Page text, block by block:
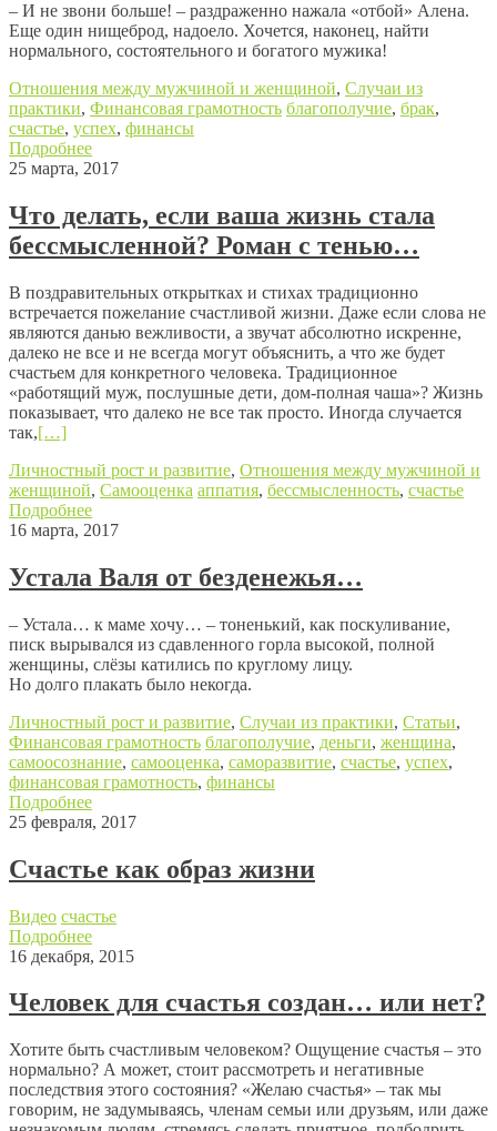
– И не звони больше! – раздраженно нажала «отбой» Алена.
Еще один нищеброд, надоело. Хочется, наконец, найти
нормального, состоятельного и богатого мужика!
Отношения между мужчиной и женщиной, Случаи из
практики, Финансовая грамотность благополучие, брак,
счастье, успех, финансы
Подробнее
25 марта, 2017
Что делать, если ваша жизнь стала
бессмысленной? Роман с тенью…
В поздравительных открытках и стихах традиционно
встречается пожелание счастливой жизни. Даже если слова не
являются данью вежливости, а звучат абсолютно искренне,
далеко не все и не всегда могут объяснить, а что же будет
счастьем для конкретного человека. Традиционное
«работящий муж, послушные дети, дом-полная чаша»? Жизнь
показывает, что далеко не все так просто. Иногда случается
так,[…]
Личностный рост и развитие, Отношения между мужчиной и
женщиной, Самооценка аппатия, бессмысленность, счастье
Подробнее
16 марта, 2017
Устала Валя от безденежья…
– Устала… к маме хочу… – тоненький, как поскуливание,
писк вырывался из сдавленного горла высокой, полной
женщины, слёзы катились по круглому лицу.
Но долго плакать было некогда.
Личностный рост и развитие, Случаи из практики, Статьи,
Финансовая грамотность благополучие, деньги, женщина,
самоосознание, самооценка, саморазвитие, счастье, успех,
финансовая грамотность, финансы
Подробнее
25 февраля, 2017
Счастье как образ жизни
Видео счастье
Подробнее
16 декабря, 2015
Человек для счастья создан… или нет?
Хотите быть счастливым человеком? Ощущение счастья – это
нормально? А может, стоит рассмотреть и негативные
последствия этого состояния? «Желаю счастья» – так мы
говорим, не задумываясь, членам семьи или друзьям, или даже